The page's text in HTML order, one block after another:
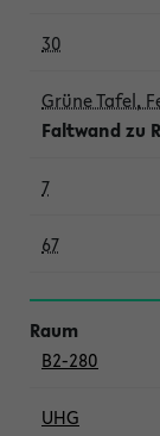
30
Grüne Tafel,
Faltwand zu
7
67
B2-280
UHG